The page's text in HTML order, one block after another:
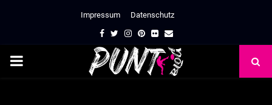
Impressum Datenschutz
Facebook
TwitterInstagram
Pinterest
FlickrEmail
PRIMARY